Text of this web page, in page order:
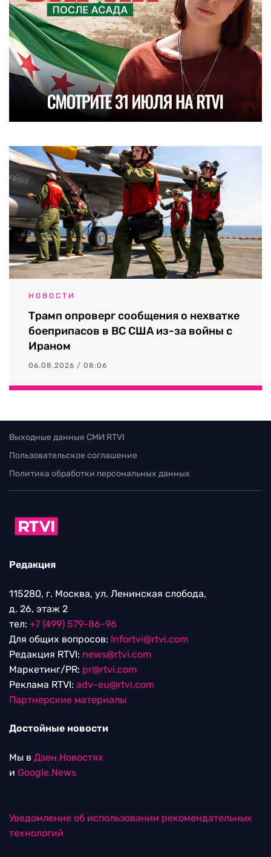
НОВОСТИ
Трамп опроверг сообщения о нехватке
боеприпасов в ВС США из-за войны с
Ираном
06.08.2026 / 08:06
Выходные данные СМИ RTVI
Пользовательское соглашение
Политика обработки персональных данных
Редакция
115280, г. Москва, ул. Ленинская слобода,
д. 26, этаж 2
тел: +7 (499) 579-86-96
Для общих вопросов: Infortvi@rtvi.com
Редакция RTVI: news@rtvi.com
Маркетинг/PR: pr@rtvi.com
Реклама RTVI: adv-eu@rtvi.com
Партнерские материалы
Достойные новости
Мы в Дзен.Новостях
и Google.News
Уведомление об использовании рекомендательных
технологий